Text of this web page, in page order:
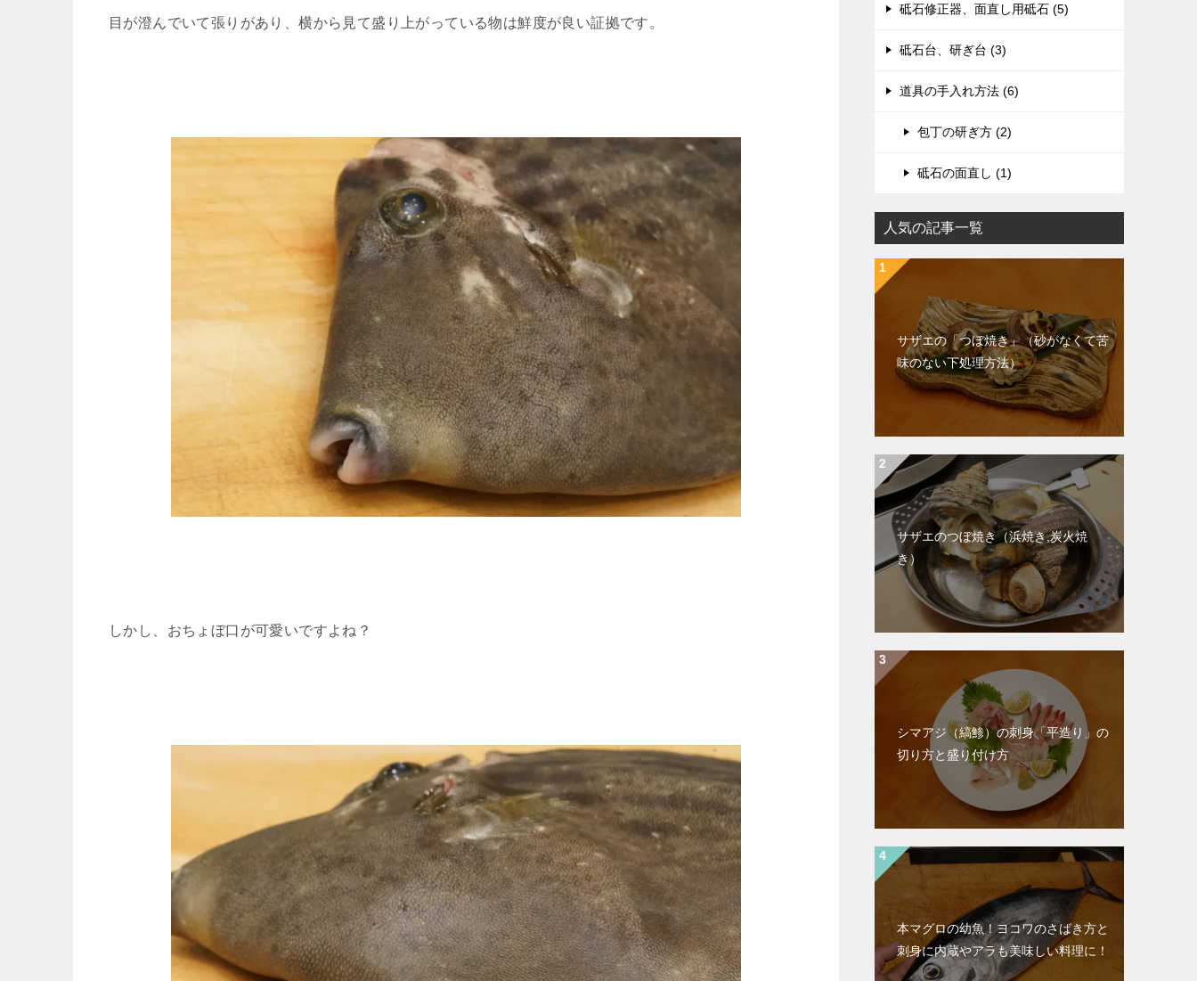
目が澄んでいて張りがあり、横から見て盛り上がっている物は鮮度が良い証拠です。
しかし、おちょぼ口が可愛いですよね？
砥石修正器、面直し用砥石 (5)
砥石台、研ぎ台 (3)
道具の手入れ方法 (6)
包丁の研ぎ方 (2)
砥石の面直し (1)
人気の記事一覧
サザエの「つぼ焼き」（砂がなくて苦
味のない下処理方法）
サザエのつぼ焼き（浜焼き,炭火焼
き）
シマアジ（縞鯵）の刺身「平造り」の
切り方と盛り付け方
本マグロの幼魚！ヨコワのさばき方と
刺身に内蔵やアラも美味しい料理に！